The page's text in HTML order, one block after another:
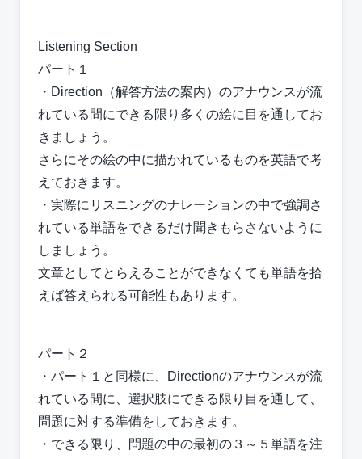
Listening Section
パート１
・Direction（解答方法の案内）のアナウンスが流
れている間にできる限り多くの絵に目を通してお
きましょう。
さらにその絵の中に描かれているものを英語で考
えておきます。
・実際にリスニングのナレーションの中で強調さ
れている単語をできるだけ聞きもらさないように
しましょう。
文章としてとらえることができなくても単語を拾
えば答えられる可能性もあります。
パート２
・パート１と同様に、Directionのアナウンスが流
れている間に、選択肢にできる限り目を通して、
問題に対する準備をしておきます。
・できる限り、問題の中の最初の３～５単語を注